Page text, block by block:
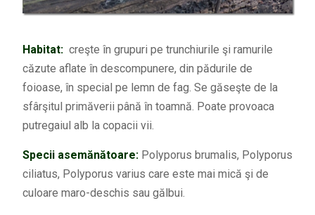
Habitat:creşte în grupuri pe trunchiurile şi ramurile
căzute aflate în descompunere, din pădurile de
foioase, în special pe lemn de fag. Se găseşte de la
sfârşitul primăverii până în toamnă. Poate provoaca
putregaiul alb la copacii vii.
Specii asemănătoare:Polyporus brumalis, Polyporus
ciliatus, Polyporus varius care este mai mică şi de
culoare maro-deschis sau gălbui.